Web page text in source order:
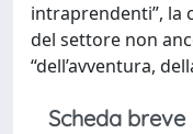
intraprendenti”, la
del settore non
“dell’avventura,
Scheda breve